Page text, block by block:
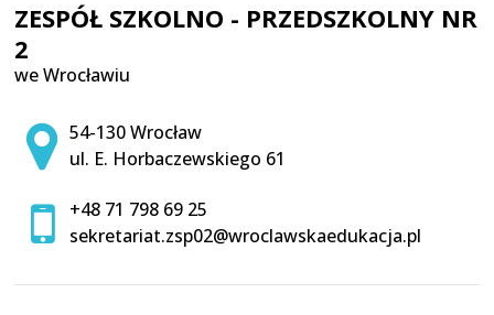
ZESPÓŁ SZKOLNO - PRZEDSZKOLNY NR
2
we Wrocławiu
Adres pocztowy:
54-130 Wrocław
ul. E. Horbaczewskiego 61
+48 71 798 69 25
sekretariat.zsp02@wroclawskaedukacja.pl